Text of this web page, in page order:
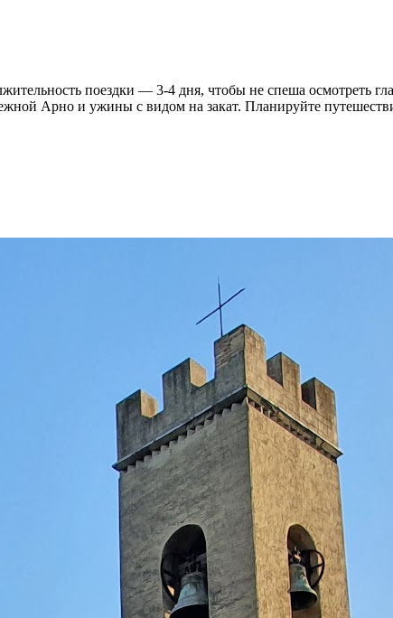
поездки — 3-4 дня, чтобы не спеша осмотреть
Арно и ужины с видом на закат. Планируйте